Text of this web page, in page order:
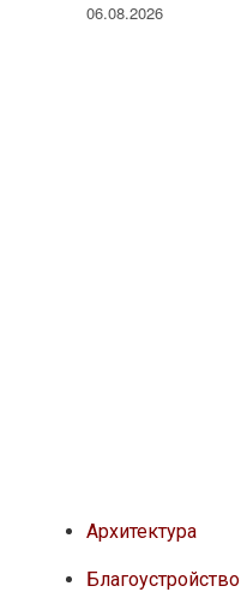
06.08.2026
Архитектура
Благоустройство